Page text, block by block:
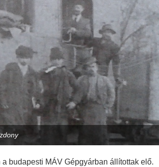
budapesti MÁV Gépgyárban állítottak elő.